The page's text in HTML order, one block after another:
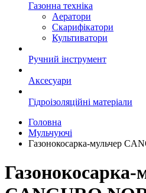
Газонна техніка
Аератори
Скарифікатори
Культиватори
Ручний інструмент
Аксесуари
Гідроізоляційні матеріали
Головна
Мульчуючі
Газонокосарка-мульчер
Газонокосарка-